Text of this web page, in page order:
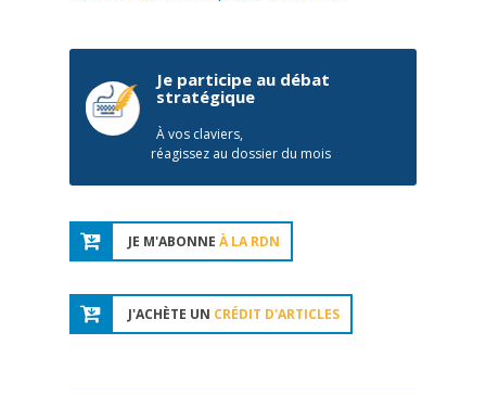
Je participe au débat
stratégique
À vos claviers,
réagissez au dossier du mois
JE M'ABONNE À LA RDN
J'ACHÈTE UN CRÉDIT D'ARTICLES